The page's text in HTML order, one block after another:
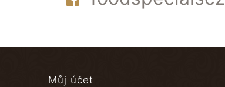
Můj účet